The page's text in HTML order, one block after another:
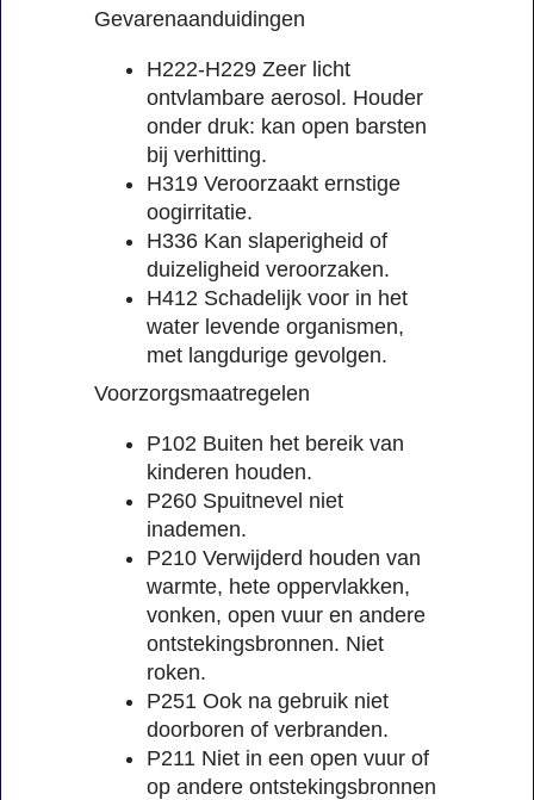
Gevarenaanduidingen
H222-H229 Zeer licht
ontvlambare aerosol. Houder
onder druk: kan open barsten
bij verhitting.
H319 Veroorzaakt ernstige
oogirritatie.
H336 Kan slaperigheid of
duizeligheid veroorzaken.
H412 Schadelijk voor in het
water levende organismen,
met langdurige gevolgen.
Voorzorgsmaatregelen
P102 Buiten het bereik van
kinderen houden.
P260 Spuitnevel niet
inademen.
P210 Verwijderd houden van
warmte, hete oppervlakken,
vonken, open vuur en andere
ontstekingsbronnen. Niet
roken.
P251 Ook na gebruik niet
doorboren of verbranden.
P211 Niet in een open vuur of
op andere ontstekingsbronnen